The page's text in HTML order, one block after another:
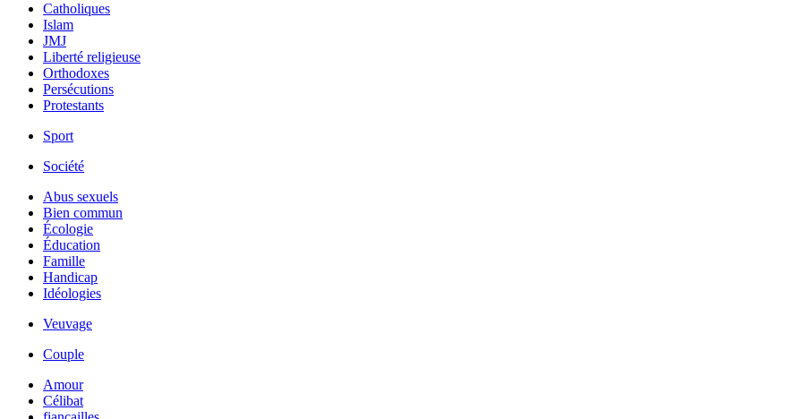
Catholiques
Islam
JMJ
Liberté religieuse
Orthodoxes
Persécutions
Protestants
Sport
Société
Abus sexuels
Bien commun
Écologie
Éducation
Famille
Handicap
Idéologies
Veuvage
Couple
Amour
Célibat